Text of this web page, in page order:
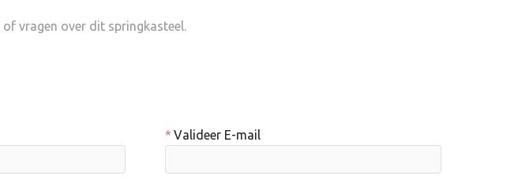
vragen over dit springkasteel.
Valideer E-mail